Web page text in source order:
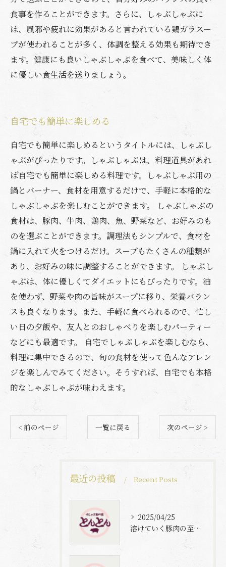
食事を作ることができます。さらに、しゃぶしゃぶに
は、風邪や疲れに効果があると言われている鶏ガラスー
プが使われることが多く、体調を整える効果も期待でき
ます。健康にも良いしゃぶしゃぶを食べて、美味しく体
に優しい食生活を送りましょう。
自宅でも簡単に楽しめる
自宅でも簡単に楽しめるというタイトルには、しゃぶし
ゃぶがぴったりです。しゃぶしゃぶは、料理道具があれ
ば自宅でも簡単に楽しめる料理です。しゃぶしゃぶ用の
鍋とバーナー、食材を用意するだけで、手軽に本格的な
しゃぶしゃぶを楽しむことができます。 しゃぶしゃぶの
食材は、豚肉、牛肉、鶏肉、魚、野菜など、お好みのも
のを選ぶことができます。調理法もシンプルで、食材を
鍋に入れて火をつけるだけ。スープもたくさんの種類が
あり、お好みの味に調整することができます。 しゃぶし
ゃぶは、体に優しくてダイエットにもぴったりです。油
を使わず、野菜や肉の旨味がスープに移り、栄養バラン
スも良くなります。また、手軽に食べられるので、忙し
い日の夕飯や、友人とのおしゃべりを楽しむパーティー
などにも最適です。 自宅でしゃぶしゃぶを楽しむなら、
料理に集中できるので、旬の食材を使って色んなアレン
ジを楽しんでみてください。そうすれば、自宅でも本格
的なしゃぶしゃぶが味わえます。
< 前のページ 一覧に戻る 次のページ >
最近の投稿 Recent Posts
2025/04/25
溶けていく豚肉の至福体験